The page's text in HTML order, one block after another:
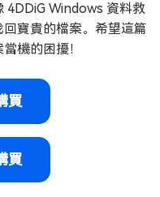
4DDiG Windows 資料救
寶貴的檔案。希望這篇
機的困擾！
買
買